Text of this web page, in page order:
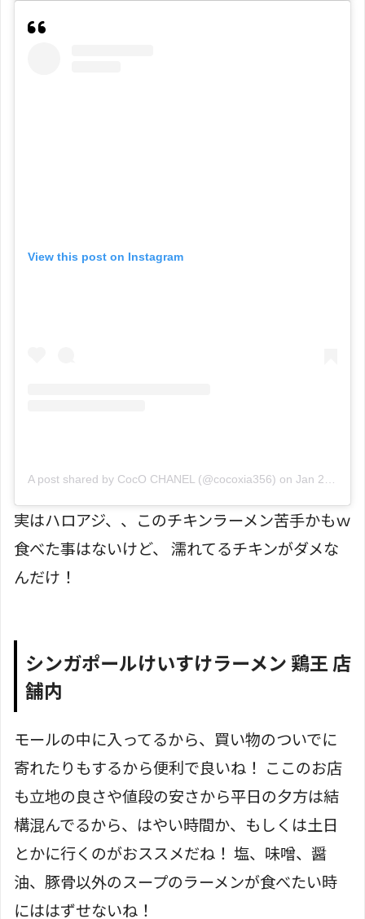
View this post on Instagram
A post shared by CocO CHANEL (@cocoxia356) on Jan 24, 2019 at 8:51pm PST
実はハロアジ、、このチキンラーメン苦手かもｗ
食べた事はないけど、 濡れてるチキンがダメな
んだけ！
シンガポールけいすけラーメン 鶏王 店
舗内
モールの中に入ってるから、買い物のついでに
寄れたりもするから便利で良いね！ ここのお店
も立地の良さや値段の安さから平日の夕方は結
構混んでるから、はやい時間か、もしくは土日
とかに行くのがおススメだね！ 塩、味噌、醤
油、豚骨以外のスープのラーメンが食べたい時
にははずせないね！